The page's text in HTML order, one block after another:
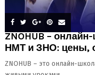
ZNOHUB –
НМТ и ЗНО: цены,
ZNOHUB – это онлайн-